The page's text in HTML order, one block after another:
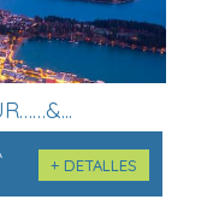
+ DETALLES